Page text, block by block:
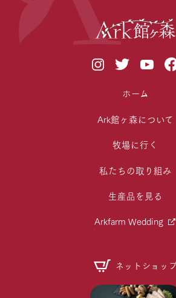
ホーム
Ark館ヶ森について
牧場に行く
私たちの取り組み
生産品を見る
Arkfarm Wedding
ネットショッ